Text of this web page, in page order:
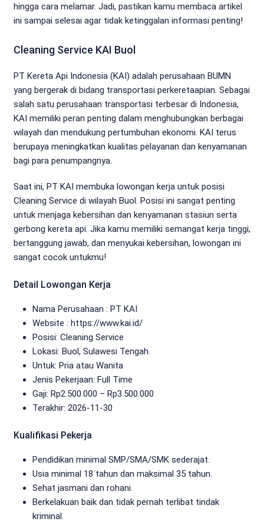
hingga cara melamar. Jadi, pastikan kamu membaca artikel
ini sampai selesai agar tidak ketinggalan informasi penting!
Cleaning Service KAI Buol
PT Kereta Api Indonesia (KAI) adalah perusahaan BUMN
yang bergerak di bidang transportasi perkeretaapian. Sebagai
salah satu perusahaan transportasi terbesar di Indonesia,
KAI memiliki peran penting dalam menghubungkan berbagai
wilayah dan mendukung pertumbuhan ekonomi. KAI terus
berupaya meningkatkan kualitas pelayanan dan kenyamanan
bagi para penumpangnya.
Saat ini, PT KAI membuka lowongan kerja untuk posisi
Cleaning Service di wilayah Buol. Posisi ini sangat penting
untuk menjaga kebersihan dan kenyamanan stasiun serta
gerbong kereta api. Jika kamu memiliki semangat kerja tinggi,
bertanggung jawab, dan menyukai kebersihan, lowongan ini
sangat cocok untukmu!
Detail Lowongan Kerja
Nama Perusahaan : PT KAI
Website : https://www.kai.id/
Posisi: Cleaning Service
Lokasi: Buol, Sulawesi Tengah.
Untuk: Pria atau Wanita
Jenis Pekerjaan: Full Time
Gaji: Rp2.500.000 – Rp3.500.000
Terakhir: 2026-11-30
Kualifikasi Pekerja
Pendidikan minimal SMP/SMA/SMK sederajat.
Usia minimal 18 tahun dan maksimal 35 tahun.
Sehat jasmani dan rohani.
Berkelakuan baik dan tidak pernah terlibat tindak
kriminal.